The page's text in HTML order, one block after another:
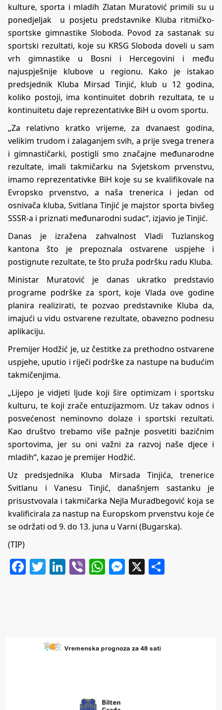
kulture, sporta i mladih Zlatan Muratović primili su u
ponedjeljak u posjetu predstavnike Kluba ritmičko-
sportske gimnastike Sloboda. Povod za sastanak su
sportski rezultati, koje su KRSG Sloboda doveli u sam
vrh gimnastike u Bosni i Hercegovini i među
najuspješnije klubove u regionu. Kako je istakao
predsjednik Kluba Mirsad Tinjić, klub u 12 godina,
koliko postoji, ima kontinuitet dobrih rezultata, te u
kontinuitetu daje reprezentativke BiH u ovom sportu.
„Za relativno kratko vrijeme, za dvanaest godina,
velikim trudom i zalaganjem svih, a prije svega trenera
i gimnastičarki, postigli smo značajne međunarodne
rezultate, imali takmičarku na Svjetskom prvenstvu,
imamo reprezentativke BiH koje su se kvalifikovale na
Evropsko prvenstvo, a naša trenerica i jedan od
osnivača kluba, Svitlana Tinjić je majstor sporta bivšeg
SSSR-a i priznati međunarodni sudac“, izjavio je Tinjić.
Danas je izražena zahvalnost Vladi Tuzlanskog
kantona što je prepoznala ostvarene uspjehe i
postignute rezultate, te što pruža podršku radu Kluba.
Ministar Muratović je danas ukratko predstavio
programe podrške za sport, koje Vlada ove godine
planira realizirati, te pozvao predstavnike Kluba da,
imajući u vidu ostvarene rezultate, obavezno podnesu
aplikaciju.
Premijer Hodžić je, uz čestitke za prethodno ostvarene
uspjehe, uputio i riječi podrške za nastupe na budućim
takmičenjima.
„Lijepo je vidjeti ljude koji šire optimizam i sportsku
kulturu, te koji zrače entuzijazmom. Uz takav odnos i
posvećenost neminovno dolaze i sportski rezultati.
Kao društvo trebamo više pažnje posvetiti bazičnim
sportovima, jer su oni važni za razvoj naše djece i
mladih“, kazao je premijer Hodžić.
Uz predsjednika Kluba Mirsada Tinjića, trenerice
Svitlanu i Vanesu Tinjić, današnjem sastanku je
prisustvovala i takmičarka Nejla Muradbegović koja se
kvalificirala za nastup na Europskom prvenstvu koje će
se održati od 9. do 13. juna u Varni (Bugarska).
(TIP)
Facebook
Twitter
LinkedIn
ViberWhatsApp
Messenger
X